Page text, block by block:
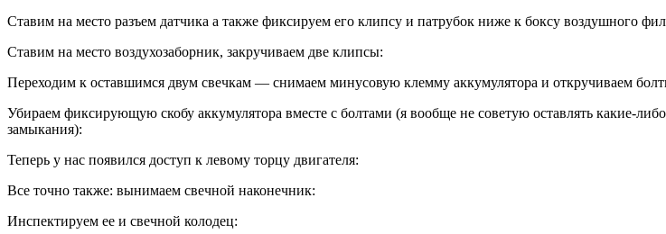
Ставим на место разъем датчика а также фиксируем его клипсу и патрубок ниже к боксу воздушного
Ставим на место воздухозаборник, закручиваем две клипсы:
Переходим к оставшимся двум свечкам — снимаем минусовую клемму аккумулятора и откручиваем
Убираем фиксирующую скобу аккумулятора вместе с болтами (я вообще не советую оставлять какие-
замыкания):
Теперь у нас появился доступ к левому торцу двигателя:
Все точно также: вынимаем свечной наконечник:
Инспектируем ее и свечной колодец: